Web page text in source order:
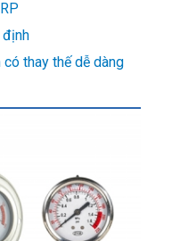
định
thay thế dễ dàng